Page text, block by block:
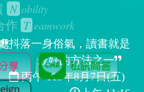
N obility
作 T eamwork
抖落一身俗氣，讀書就是
最好的方法之一
丙午 115年8月7日(五)